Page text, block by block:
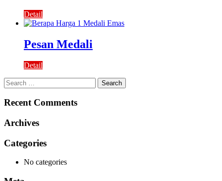
Detail
Pesan Medali
Detail
Search
for:
Recent Comments
Archives
Categories
No categories